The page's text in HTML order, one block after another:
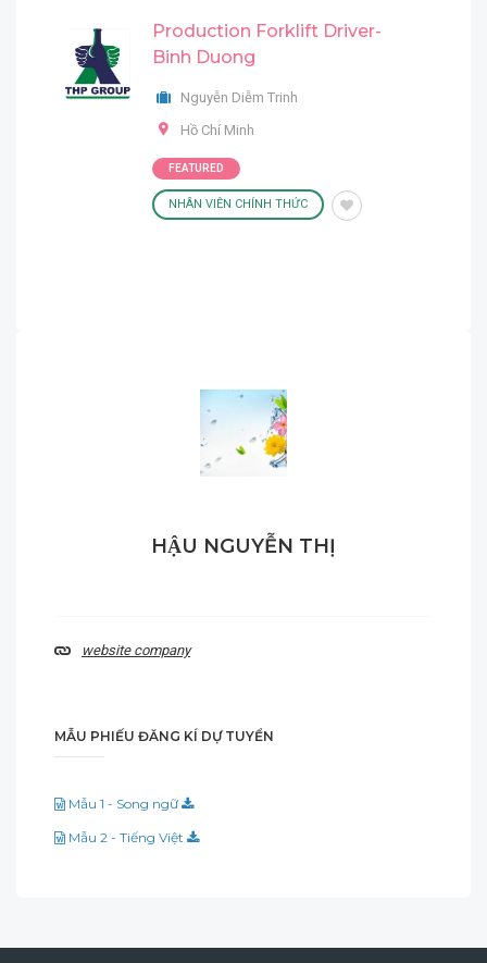
Production Forklift Driver-
Binh Duong
Nguyễn Diễm Trinh
Hồ Chí Minh
FEATURED
NHÂN VIÊN CHÍNH THỨC
HẬU NGUYỄN THỊ
website company
MẪU PHIẾU ĐĂNG KÍ DỰ TUYỂN
Mẫu 1 - Song ngữ
Mẫu 2 - Tiếng Việt